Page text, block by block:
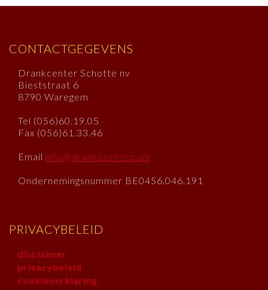
CONTACTGEGEVENS
Drankcenter Schotte nv
Bieststraat 6
8790 Waregem
Tel (056)60.19.05
Fax (056)61.33.46
Email info@drankcenter.com
Ondernemingsnummer BE0456.046.191
PRIVACYBELEID
disclaimer
privacybeleid
cookieverklaring